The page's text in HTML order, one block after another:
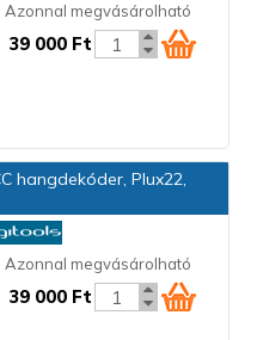
Azonnal megvásárolható
39 000 Ft
hangdekóder, Plux22,
Azonnal megvásárolható
39 000 Ft